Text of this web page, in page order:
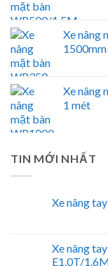
Xe nâng
1500mm
Xe nâng
1 mét
TIN MỚI NHẤT
Xe nâng
Xe nâng
E1.0T/